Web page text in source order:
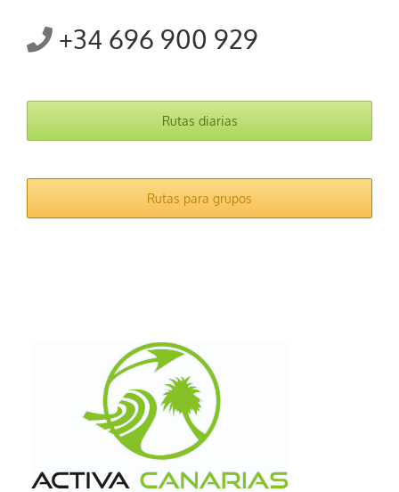
+34 696 900 929
Rutas diarias
Rutas para grupos